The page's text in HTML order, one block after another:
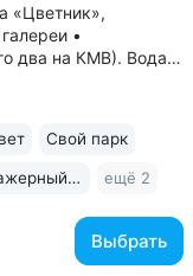
«Цветник»,
•
два на КМВ). Вода
ванны
Выбрать
Свой парк
Тренажерный зал ещё 2